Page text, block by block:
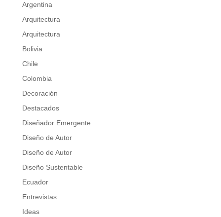
Argentina
Arquitectura
Arquitectura
Bolivia
Chile
Colombia
Decoración
Destacados
Diseñador Emergente
Diseño de Autor
Diseño de Autor
Diseño Sustentable
Ecuador
Entrevistas
Ideas